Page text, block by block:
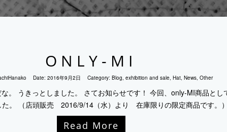
ONLY-MI
Date: 2016年9月2日 Category: Blog, exhibition and sale, Hat, News, Other
。 うきっとしました。 さてお知らせです！ 今回、only-MI商品とし
た。 （店頭販売 2016/9/14（水）より 在庫限りの限定商品です。
Read More